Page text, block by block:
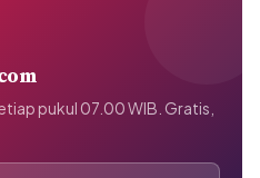
pukul 07.00 WIB. Gratis,